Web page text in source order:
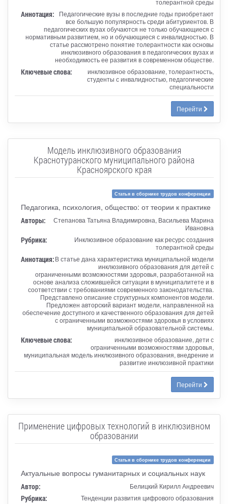
Аннотация:
Педагогические вузы в последние годы приобретают
все большую популярность среди абитуриентов. В
педагогических вузах обучаются не только обучающиеся с
нормативным развитием, но и обучающиеся с инвалидностью. В
статье рассмотрено понятие толерантности как основы
инклюзивного образования в педагогических вузах и
необходимость ее развития в современном обществе.
Ключевые слова:
инклюзивное образование, толерантность,
студенты с инвалидностью, педагогические
специальности
Перейти
Модель инклюзивного образования
Краснотуранского муниципального района
Красноярского края
Статья в сборнике трудов конференции
Педагогика, психология, общество: от теории к практике
Авторы:
Степанова Татьяна Владимировна, Васильева Марина
Ивановна
Рубрика:
Инклюзивное образование как ресурс создания
толерантной среды
Аннотация:В статье дана характеристика муниципальной модели
инклюзивного образования для детей с
ограниченными возможностями здоровья, разработанной на
основе анализа сложившейся ситуации в муниципалитете и в
соответствии с требованиями современного законодательства.
Представлено описание структурных компонентов модели.
Предложен авторский вариант модели, направленной на
обеспечение доступного и качественного образования для детей
с ограниченными возможностями здоровья в условиях
муниципальной образовательной системы.
Ключевые слова:
инклюзивное образование, дети с
ограниченными возможностями здоровья,
муниципальная модель инклюзивного образования, внедрение и
развитие инклюзивной практики
Перейти
Применение цифровых технологий в инклюзивном
образовании
Статья в сборнике трудов конференции
Актуальные вопросы гуманитарных и социальных наук
Автор: Белицкий Кирилл Андреевич
Рубрика: Тенденции развития цифрового образования